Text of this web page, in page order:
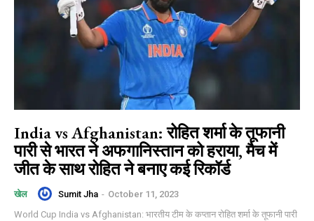
India vs Afghanistan: रोहित शर्मा के तूफानी
पारी से भारत ने अफगानिस्तान को हराया, मैच में
जीत के साथ रोहित ने बनाए कई रिकॉर्ड
खेल Sumit Jha - October 11, 2023
World Cup India vs Afghanistan: भारतीय टीम के कप्तान रोहित शर्मा के तूफानी पारी